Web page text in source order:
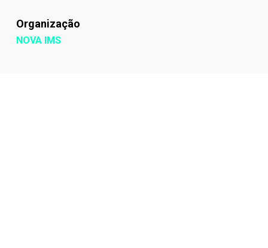
Organização
NOVA IMS